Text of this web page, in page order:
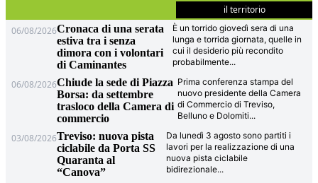
il territorio
06/08/2026Cronaca di una serata
estiva tra i senza
dimora con i volontari
di Caminantes
È un torrido giovedì sera di una
lunga e torrida giornata, quelle in
cui il desiderio più recondito
probabilmente...
06/08/2026Chiude la sede di Piazza
Borsa: da settembre
trasloco della Camera di
commercio
Prima conferenza stampa del
nuovo presidente della Camera
di Commercio di Treviso,
Belluno e Dolomiti...
03/08/2026Treviso: nuova pista
ciclabile da Porta SS
Quaranta al
“Canova”
Da lunedì 3 agosto sono partiti i
lavori per la realizzazione di una
nuova pista ciclabile
bidirezionale...